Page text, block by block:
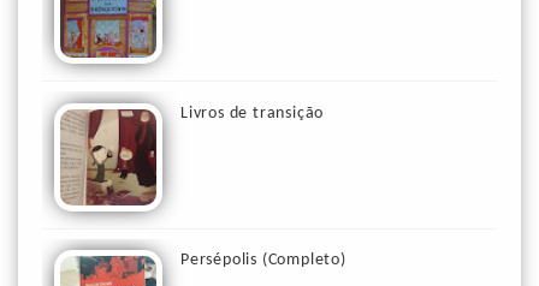
Livros de transição
Persépolis (Completo)